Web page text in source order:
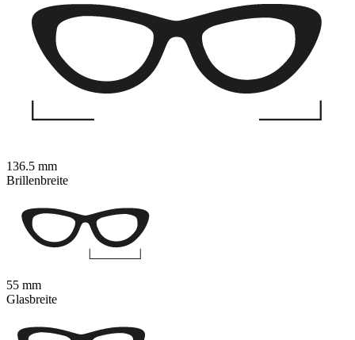
136.5 mm
Brillenbreite
55 mm
Glasbreite